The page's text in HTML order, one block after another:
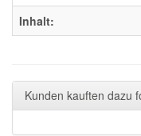
Inhalt:
Kunden kauften dazu